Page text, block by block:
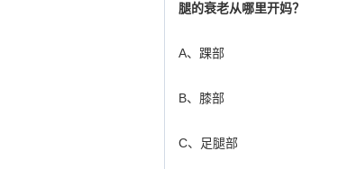
腿的衰老从哪里开妈？
A、踝部
B、膝部
C、足腿部